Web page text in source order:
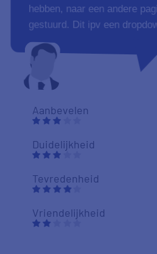
hebben, naar een andere
gestuurd. Dit ipv een
Aanbevelen
Duidelijkheid
Tevredenheid
Vriendelijkheid